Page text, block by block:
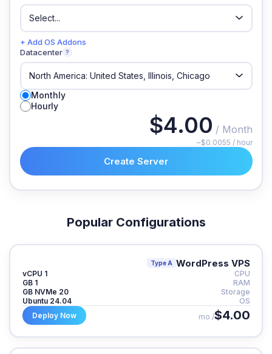
+ Add OS Addons
Datacenter ?
Monthly
Hourly
$4.00 / Month
~$0.0055 / hour
Create Server
Popular Configurations
WordPress VPS
Type A
CPU
1 vCPU
RAM
1 GB
Storage
20 GB NVMe
OS
Ubuntu 24.04
$4.00
/ mo
Deploy Now